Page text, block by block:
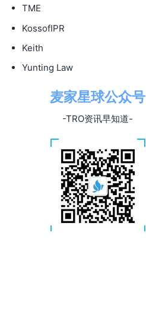
TME
KossofIPR
Keith
Yunting Law
麦家星球公众号
-TRO资讯早知道-